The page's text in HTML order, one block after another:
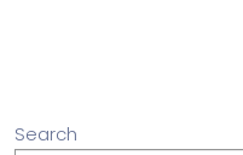
Search